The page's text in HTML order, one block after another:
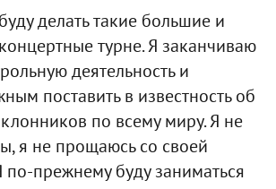
делать такие большие и
турне. Я заканчиваю
деятельность и
поставить в известность об
по всему миру. Я не
я не прощаюсь со своей
по-прежнему буду заниматься